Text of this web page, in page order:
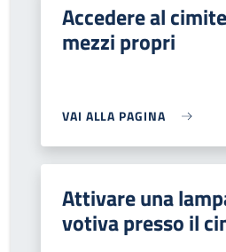
Accedere al
mezzi propri
VAI ALLA PAGINA
Attivare una
votiva presso il